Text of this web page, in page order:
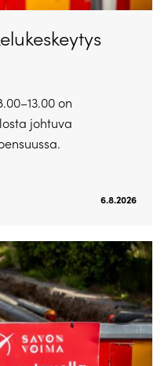
on
johtuva
6.8.2026